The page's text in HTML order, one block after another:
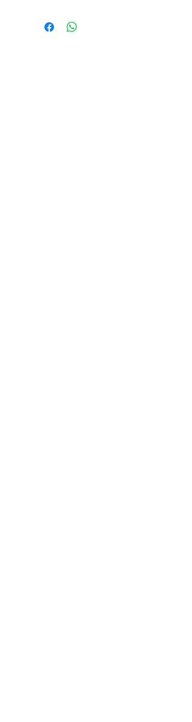
高度: 55 mm
闊度: 55 mm